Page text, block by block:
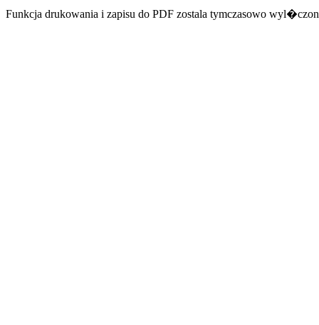
Funkcja drukowania i zapisu do PDF zostala tymczasowo